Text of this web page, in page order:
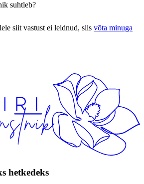
suhtleb?
siit vastust ei leidnud, siis võta minuga
hetkedeks